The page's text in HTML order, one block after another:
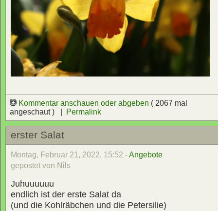
Kommentar anschauen oder abgeben ( 2067 mal
angeschaut ) |
Permalink
erster Salat
Montag, Februar 21, 2022, 15:52 -Angebote
gepostet von Nils
Juhuuuuuu
endlich ist der erste Salat da
(und die Kohlräbchen und die Petersilie)